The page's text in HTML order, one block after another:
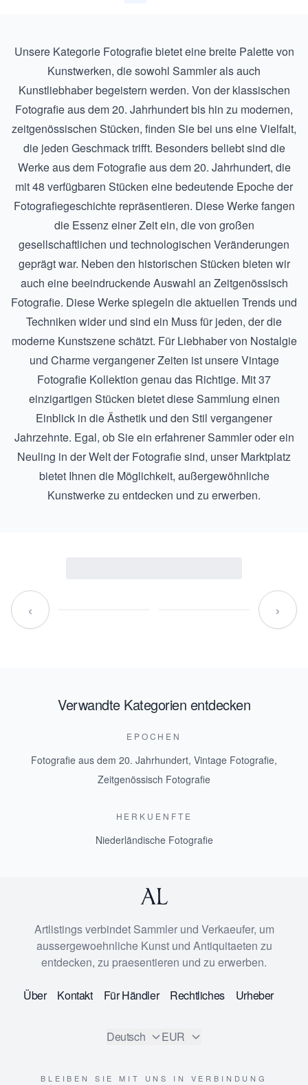
Unsere Kategorie Fotografie bietet eine breite Palette von
Kunstwerken, die sowohl Sammler als auch
Kunstliebhaber begeistern werden. Von der klassischen
Fotografie aus dem 20. Jahrhundert bis hin zu modernen,
zeitgenössischen Stücken, finden Sie bei uns eine Vielfalt,
die jeden Geschmack trifft. Besonders beliebt sind die
Werke aus dem Fotografie aus dem 20. Jahrhundert, die
mit 48 verfügbaren Stücken eine bedeutende Epoche der
Fotografiegeschichte repräsentieren. Diese Werke fangen
die Essenz einer Zeit ein, die von großen
gesellschaftlichen und technologischen Veränderungen
geprägt war. Neben den historischen Stücken bieten wir
auch eine beeindruckende Auswahl an Zeitgenössisch
Fotografie. Diese Werke spiegeln die aktuellen Trends und
Techniken wider und sind ein Muss für jeden, der die
moderne Kunstszene schätzt. Für Liebhaber von Nostalgie
und Charme vergangener Zeiten ist unsereVintage
Fotografie Kollektion genau das Richtige. Mit 37
einzigartigen Stücken bietet diese Sammlung einen
Einblick in die Ästhetik und den Stil vergangener
Jahrzehnte. Egal, ob Sie ein erfahrener Sammler oder ein
Neuling in der Welt der Fotografie sind, unser Marktplatz
bietet Ihnen die Möglichkeit, außergewöhnliche
Kunstwerke zu entdecken und zu erwerben.
‹ ›
Verwandte Kategorien entdecken
EPOCHEN
Fotografie aus dem 20. Jahrhundert, Vintage Fotografie,
Zeitgenössisch Fotografie
HERKUENFTE
Niederländische Fotografie
Artlistings verbindet Sammler und Verkaeufer, um
aussergewoehnliche Kunst und Antiquitaeten zu
entdecken, zu praesentieren und zu erwerben.
Über Kontakt Für Händler Rechtliches Urheber
Deutsch EUR
BLEIBEN SIE MIT UNS IN VERBINDUNG